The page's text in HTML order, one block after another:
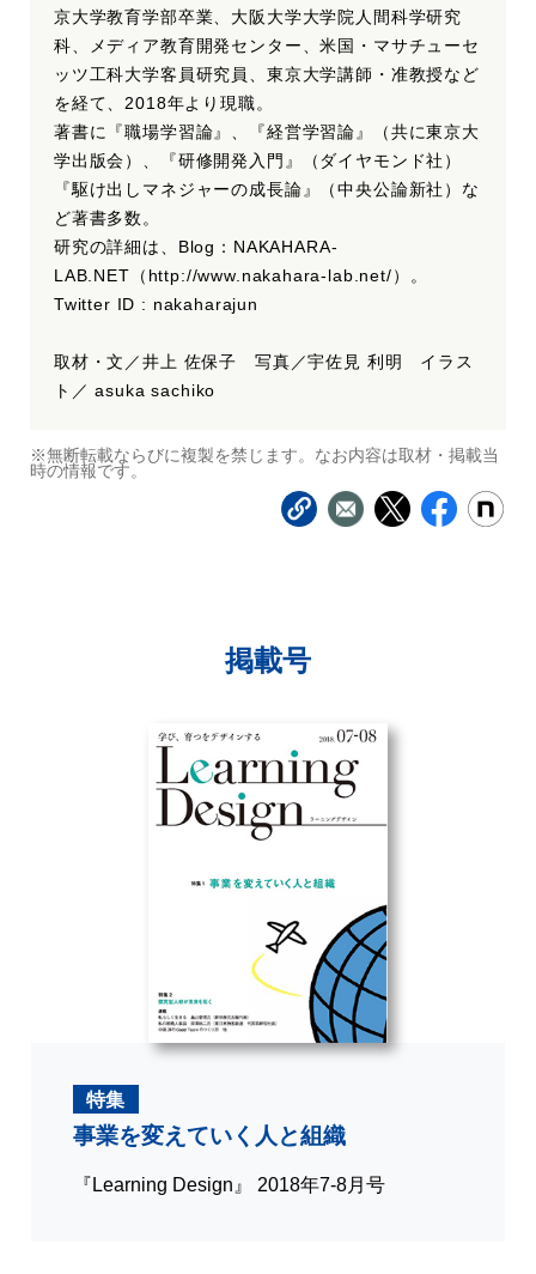
京大学教育学部卒業、大阪大学大学院人間科学研究
科、メディア教育開発センター、米国・マサチューセ
ッツ工科大学客員研究員、東京大学講師・准教授など
を経て、2018年より現職。
著書に『職場学習論』、『経営学習論』（共に東京大
学出版会）、『研修開発入門』（ダイヤモンド社）
『駆け出しマネジャーの成長論』（中央公論新社）な
ど著書多数。
研究の詳細は、Blog：NAKAHARA-
LAB.NET（http://www.nakahara-lab.net/）。
Twitter ID : nakaharajun
取材・文／井上 佐保子 写真／宇佐見 利明 イラス
ト／ asuka sachiko
※無断転載ならびに複製を禁じます。なお内容は取材・掲載当
時の情報です。
掲載号
特集
事業を変えていく人と組織
『Learning Design』 2018年7-8月号